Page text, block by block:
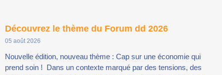
Découvrez le thème du Forum dd 2026
05 août 2026
Nouvelle édition, nouveau thème : Cap sur une économie qui
prend soin ! Dans un contexte marqué par des tensions, des